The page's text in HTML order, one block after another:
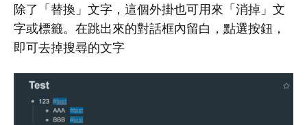
除了「替換」文字，這個外掛也可用來「消掉」文
字或標籤。在跳出來的對話框內留白，點選按鈕，
即可去掉搜尋的文字